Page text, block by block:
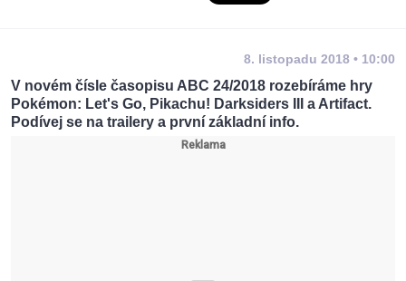
8. listopadu 2018 • 10:00
V novém čísle časopisu ABC 24/2018 rozebíráme hry
Pokémon: Let's Go, Pikachu! Darksiders III a Artifact.
Podívej se na trailery a první základní info.